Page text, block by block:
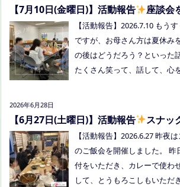
画！夏祭り！ 日時:2026年8月
頃 場所：LIVE STATION AIZ(
内容：音楽あり、ゲームあり
交流夏祭りです。
【7月10日(金曜日)】活動報告 座談会
【活動報告】2026.7.10 もう
ですが、お母さん方は夏休み
の後はどうだろう？といった
たくさん笑って、話して、心
ご予約してくださいね。
2026年6月28日
【6月27日(土曜日)】活動報告
スナッ
ご飯会を開催しました【活動報告】2026.6.27 昨夜
のご飯会を開催しました。
付をいただき、カレーで使わ
して、とうもろこしもいただ